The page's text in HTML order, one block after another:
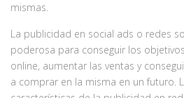
mismas.
La publicidad en social ads o redes
poderosa para conseguir los
online, aumentar las ventas y
a comprar en la misma en un futuro.